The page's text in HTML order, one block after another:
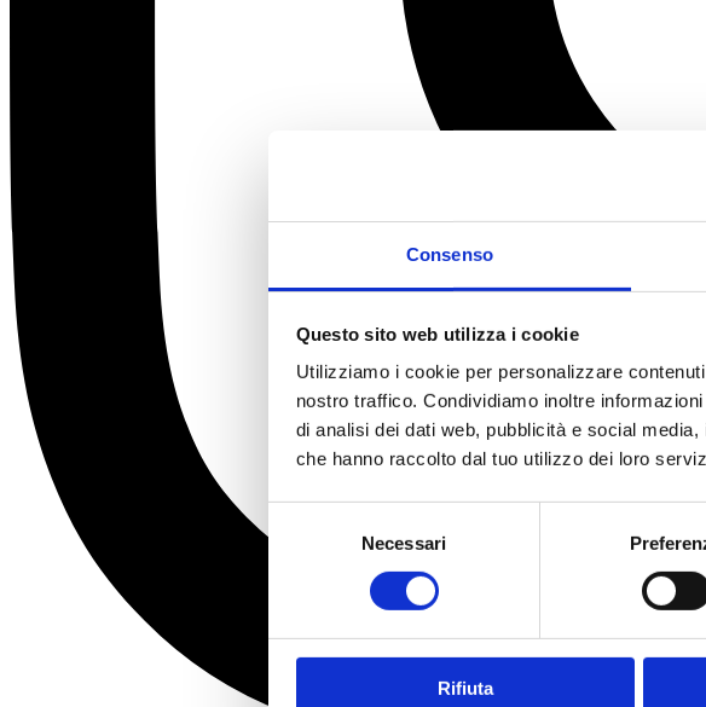
Consenso
Questo sito web utilizza i cookie
Utilizziamo i cookie per personalizzare
nostro traffico. Condividiamo inoltre
di analisi dei dati web, pubblicità e social
che hanno raccolto dal tuo utilizzo dei loro
del
Necessari
Rifiuta